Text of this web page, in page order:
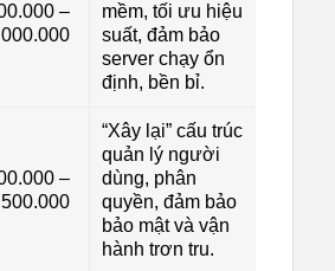
–
mềm, tối ưu hiệu
suất, đảm bảo
server chạy ổn
định, bền bỉ.
–
“Xây lại” cấu trúc
quản lý người
dùng, phân
quyền, đảm bảo
bảo mật và vận
hành trơn tru.